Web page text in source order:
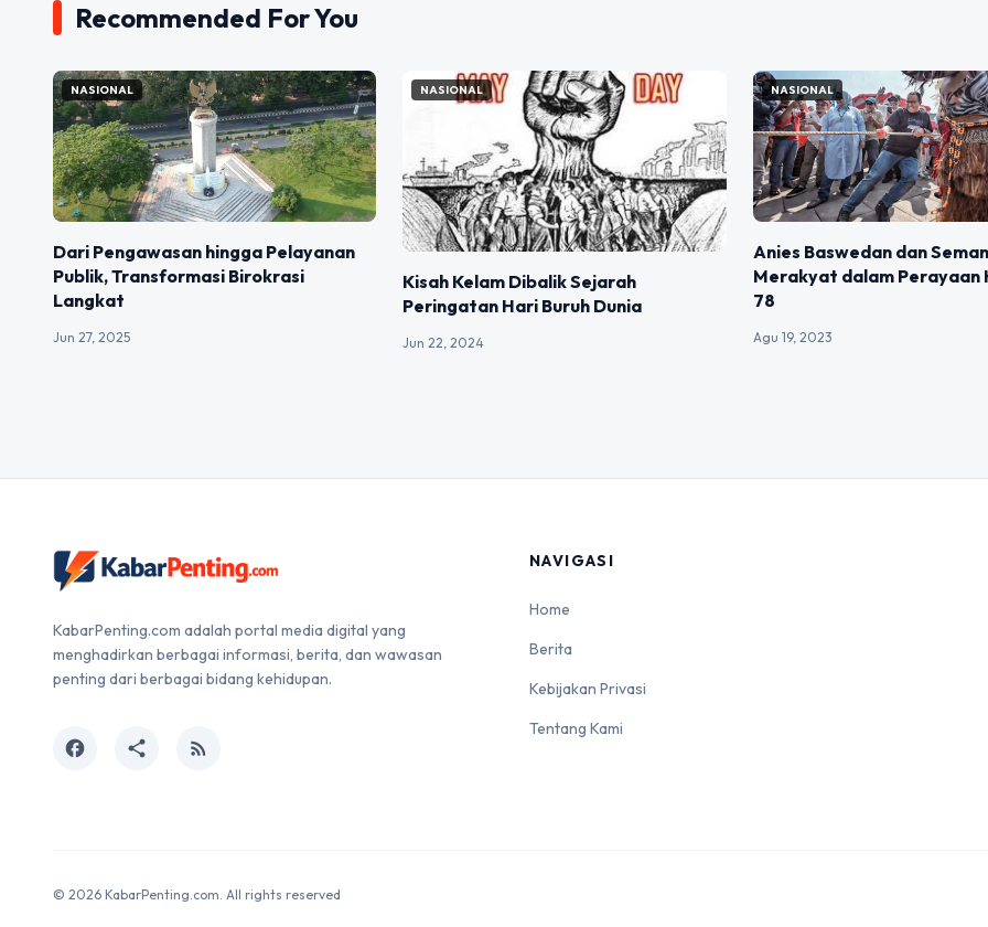
Recommended For You
NASIONAL
Dari Pengawasan hingga Pelayanan
Publik, Transformasi Birokrasi
Langkat
Jun 27, 2025
NASIONAL
Kisah Kelam Dibalik Sejarah
Peringatan Hari Buruh Dunia
Jun 22, 2024
NASIONAL
Anies Baswedan dan
Merakyat dalam Perayaan
78
Agu 19, 2023
KabarPenting.com adalah portal media digital yang
menghadirkan berbagai informasi, berita, dan wawasan
penting dari berbagai bidang kehidupan.
facebook share rss_feed
NAVIGASI
Home
Berita
Kebijakan Privasi
Tentang Kami
© 2026 KabarPenting.com. All rights reserved